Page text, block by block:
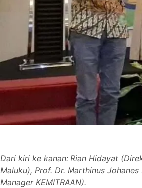
Dari kiri ke kanan: Rian Hidayat
Maluku), Prof. Dr. Marthinus
Manager KEMITRAAN).